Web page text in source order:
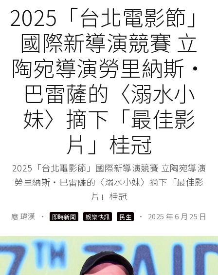
2025「台北電影節」
國際新導演競賽 立
陶宛導演勞里納斯・
巴雷薩的〈溺水小
妹〉摘下「最佳影
片」桂冠
2025「台北電影節」國際新導演競賽 立陶宛導演
勞里納斯・巴雷薩的〈溺水小妹〉摘下「最佳影
片」桂冠
應 瑋漢 · 即時新聞 娛樂快訊 民生 · 2025 年 6 月 25 日